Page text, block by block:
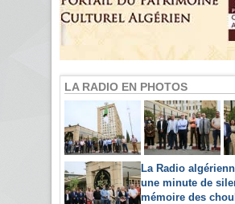
LA RADIO EN PHOTOS
La Radio
une minute de
mémoire des